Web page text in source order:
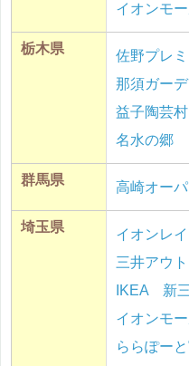
イオンモ
栃木県
佐野プレ
那須ガー
益子陶芸村
名水の郷
群馬県 高崎オーパ
埼玉県
イオンレ
三井アウ
IKEA 新
イオンモ
ららぽー